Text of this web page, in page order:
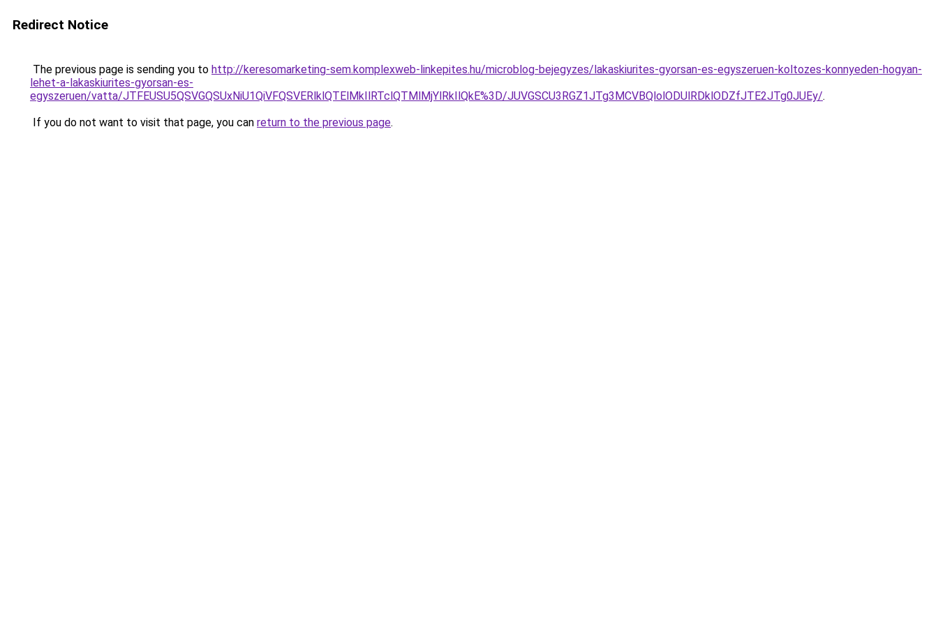
Redirect Notice
The previous page is sending you to http://keresomarketing-sem.komplexweb-linkepites.hu/microblog-bejegyzes/lakaskiurites-gyorsan-es-egyszeruen-koltozes-konnyeden-hogyan-
lehet-a-lakaskiurites-gyorsan-es-
egyszeruen/vatta/JTFEUSU5QSVGQSUxNiU1QiVFQSVERlklQTElMkIlRTclQTMlMjYlRkIlQkE%3D/JUVGSCU3RGZ1JTg3MCVBQlolODUlRDklODZfJTE2JTg0JUEy/.
If you do not want to visit that page, you can return to the previous page.